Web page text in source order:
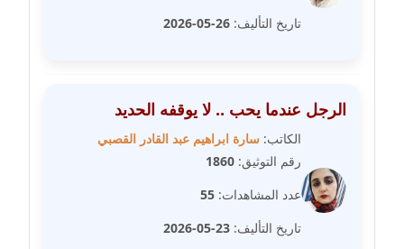
مدونة سحر أبو العلا
مدونة سحر حسب الله
مدونة سعاد سيد
عاملة
مدونة سعيد زعلوك
تاريخ التأليف: 26-05-2026
الرجل عندما يحب .. لا يوقفه الحديد
الكاتب: سارة ابراهيم عبد القادر القصبي
رقم التوثيق: 1860
عدد المشاهدات: 55
تاريخ التأليف: 23-05-2026